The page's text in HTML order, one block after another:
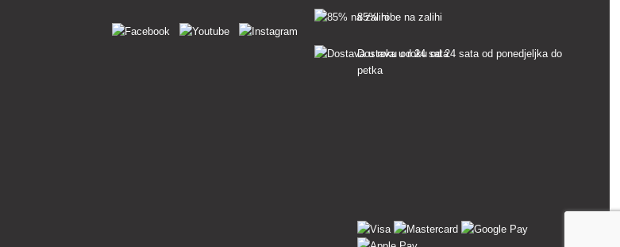
85% robe na zalihi
Dostava u roku od 24 sata od ponedjeljka do
petka